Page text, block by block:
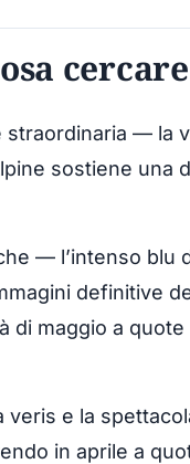
cercare
— la
sostiene una
— l’intenso blu
definitive
di maggio a
veris e la
in aprile a